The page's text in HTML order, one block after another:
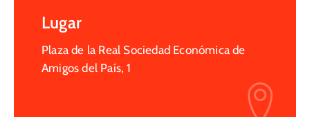
Lugar
Plaza de la Real Sociedad Económica de
Amigos del País, 1